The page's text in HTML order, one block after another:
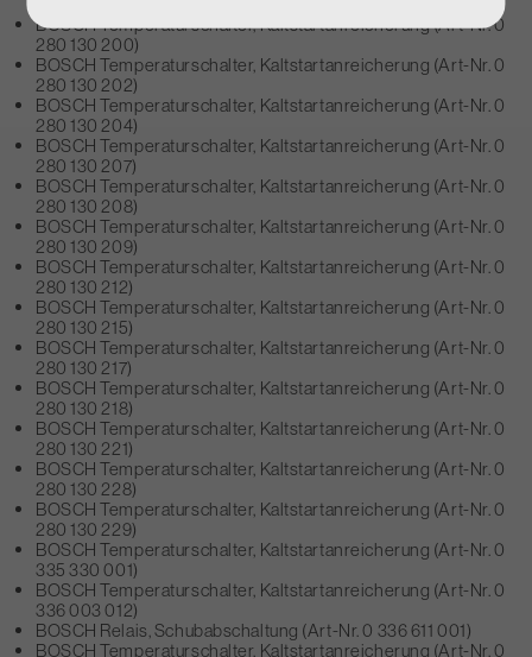
BOSCH Temperaturschalter, Kaltstartanreicherung (Art-Nr. 0
280 130 200)
BOSCH Temperaturschalter, Kaltstartanreicherung (Art-Nr. 0
280 130 202)
BOSCH Temperaturschalter, Kaltstartanreicherung (Art-Nr. 0
280 130 204)
BOSCH Temperaturschalter, Kaltstartanreicherung (Art-Nr. 0
280 130 207)
BOSCH Temperaturschalter, Kaltstartanreicherung (Art-Nr. 0
280 130 208)
BOSCH Temperaturschalter, Kaltstartanreicherung (Art-Nr. 0
280 130 209)
BOSCH Temperaturschalter, Kaltstartanreicherung (Art-Nr. 0
280 130 212)
BOSCH Temperaturschalter, Kaltstartanreicherung (Art-Nr. 0
280 130 215)
BOSCH Temperaturschalter, Kaltstartanreicherung (Art-Nr. 0
280 130 217)
BOSCH Temperaturschalter, Kaltstartanreicherung (Art-Nr. 0
280 130 218)
BOSCH Temperaturschalter, Kaltstartanreicherung (Art-Nr. 0
280 130 221)
BOSCH Temperaturschalter, Kaltstartanreicherung (Art-Nr. 0
280 130 228)
BOSCH Temperaturschalter, Kaltstartanreicherung (Art-Nr. 0
280 130 229)
BOSCH Temperaturschalter, Kaltstartanreicherung (Art-Nr. 0
335 330 001)
BOSCH Temperaturschalter, Kaltstartanreicherung (Art-Nr. 0
336 003 012)
BOSCH Relais, Schubabschaltung (Art-Nr. 0 336 611 001)
BOSCH Temperaturschalter, Kaltstartanreicherung (Art-Nr. 0